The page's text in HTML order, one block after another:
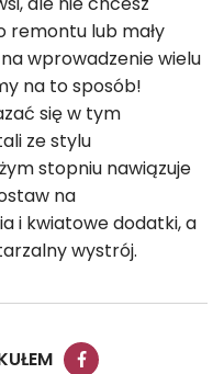
lub mały
wprowadzenie wielu
na to sposób!
się w tym
ze stylu
stopniu nawiązuje
na
i kwiatowe dodatki, a
wystrój.